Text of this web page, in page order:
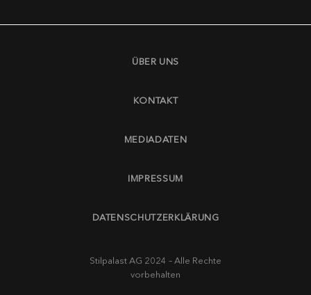
ÜBER UNS
KONTAKT
MEDIADATEN
IMPRESSUM
DATENSCHUTZERKLÄRUNG
Stilpalast AG 2024 – Alle Rechte
vorbehalten